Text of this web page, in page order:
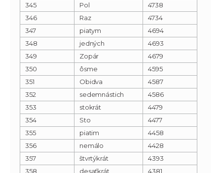
345
Pol
4738
346
Raz
4734
347
piatym
4694
348
jedných
4693
349
Zopár
4679
350
ôsme
4595
351
Obidva
4587
352
sedemnástich
4586
353
stokrát
4479
354
Sto
4477
355
piatim
4458
356
nemálo
4428
357
štvrtýkrát
4393
358
desaťkrát
4381